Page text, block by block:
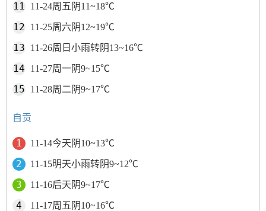
11-24周五阴11~18℃
11-25周六阴12~19℃
11-26周日小雨转阴13~16℃
11-27周一阴9~15℃
11-28周二阴9~17℃
自贡
11-14今天阴10~13℃
11-15明天小雨转阴9~12℃
11-16后天阴9~17℃
11-17周五阴10~16℃